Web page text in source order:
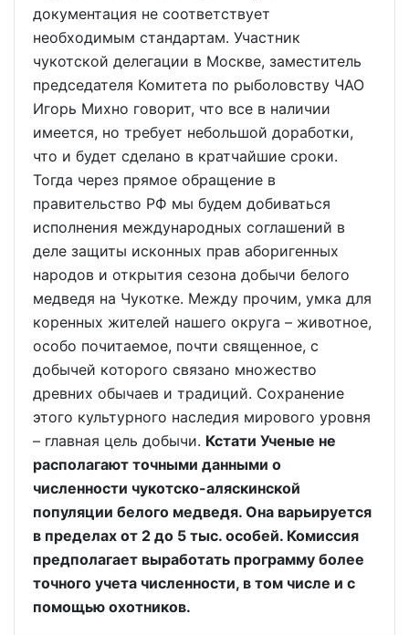
документация не соответствует
необходимым стандартам. Участник
чукотской делегации в Москве, заместитель
председателя Комитета по рыболовству ЧАО
Игорь Михно говорит, что все в наличии
имеется, но требует небольшой доработки,
что и будет сделано в кратчайшие сроки.
Тогда через прямое обращение в
правительство РФ мы будем добиваться
исполнения международных соглашений в
деле защиты исконных прав аборигенных
народов и открытия сезона добычи белого
медведя на Чукотке. Между прочим, умка для
коренных жителей нашего округа – животное,
особо почитаемое, почти священное, с
добычей которого связано множество
древних обычаев и традиций. Сохранение
этого культурного наследия мирового уровня
– главная цель добычи. Кстати Ученые не
располагают точными данными о
численности чукотско-аляскинской
популяции белого медведя. Она варьируется
в пределах от 2 до 5 тыс. особей. Комиссия
предполагает выработать программу более
точного учета численности, в том числе и с
помощью охотников.